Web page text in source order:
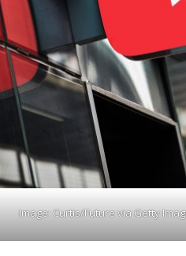
Image: Curtis/Future via Getty